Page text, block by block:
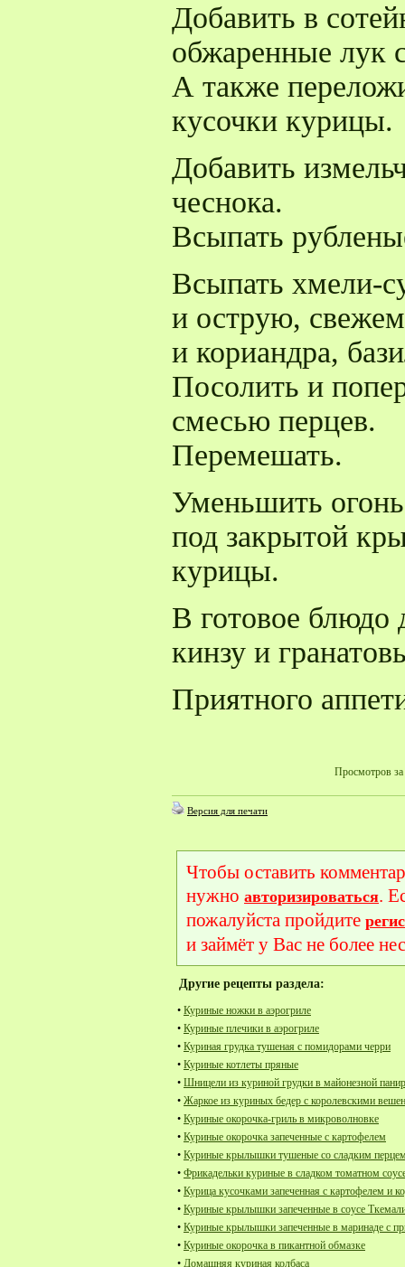
Добавить в
обжаренные лук
А также
кусочки курицы.
Добавить
чеснока.
Всыпать
Всыпать хмели-
и острую,
и кориандра,
Посолить и
смесью перцев.
Перемешать.
Уменьшить
под закрытой
курицы.
В готовое блюдо
кинзу и
Приятного
Просмотров за
Версия для печати
Чтобы оставить
нужно авторизироваться.
пожалуйста пройдите
и займёт у Вас не более
Другие рецепты раздела:
• Куриные ножки в аэрогриле
• Куриные плечики в аэрогриле
• Куриная грудка тушеная с помидорами черри
• Куриные котлеты пряные
• Шницели из куриной грудки в майонезной
• Жаркое из куриных бедер с королевскими
• Куриные окорочка-гриль в микроволновке
• Куриные окорочка запеченные с картофелем
• Куриные крылышки тушеные со сладким
• Фрикадельки куриные в сладком томатном
• Курица кусочками запеченная с картофелем и
• Куриные крылышки запеченные в соусе
• Куриные крылышки запеченные в маринаде с
• Куриные окорочка в пикантной обмазке
• Домашняя куриная колбаса